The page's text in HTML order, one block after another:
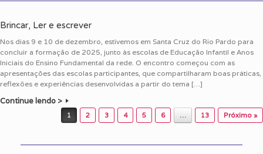
Brincar, Ler e escrever
Nos dias 9 e 10 de dezembro, estivemos em Santa Cruz do Rio Pardo para
concluir a formação de 2025, junto às escolas de Educação Infantil e Anos
Iniciais do Ensino Fundamental da rede. O encontro começou com as
apresentações das escolas participantes, que compartilharam boas práticas,
reflexões e experiências desenvolvidas a partir do tema […]
Continue lendo >
1 2 3 4 5 6 … 13 Próximo »